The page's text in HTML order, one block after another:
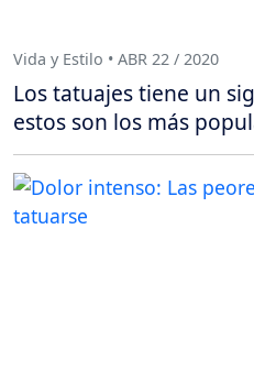
Vida y Estilo • ABR 22 / 2020
Los tatuajes tiene un
estos son los más